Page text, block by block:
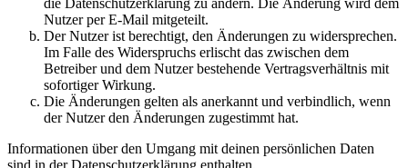
die Datenschutzerklärung zu ändern. Die Änderung wird dem
Nutzer per E-Mail mitgeteilt.
Der Nutzer ist berechtigt, den Änderungen zu widersprechen.
Im Falle des Widerspruchs erlischt das zwischen dem
Betreiber und dem Nutzer bestehende Vertragsverhältnis mit
sofortiger Wirkung.
Die Änderungen gelten als anerkannt und verbindlich, wenn
der Nutzer den Änderungen zugestimmt hat.
Informationen über den Umgang mit deinen persönlichen Daten
sind in der Datenschutzerklärung enthalten.